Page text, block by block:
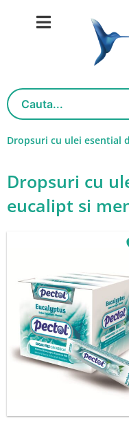
Dropsuri cu ulei esential
Dropsuri cu
eucalipt si